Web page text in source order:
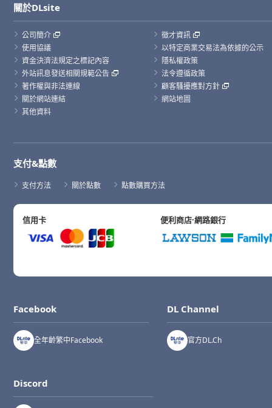
關於DLsite
公司簡介
徵才資訊
使用協議
以特定商業交易法為依據的公示
資金決濟法規定之標記內容
隱私權政策
外站訊息發送相關規範公告
法令遵循政策
著作權與非法連線
顧客騷擾應對方針
關於網站連結
網站地圖
其他資料
支付&點數
支付方法 關於點數 點數購買方法
信用卡 便利商店·網路銀行
Facebook
全年齡繁中Facebook
DL Channel
官方DL.Ch
Discord